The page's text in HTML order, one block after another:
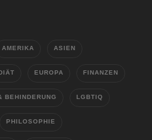
AMERIKA ASIEN
EUROPA FINANZEN
BEHINDERUNG LGBTIQ
PHILOSOPHIE